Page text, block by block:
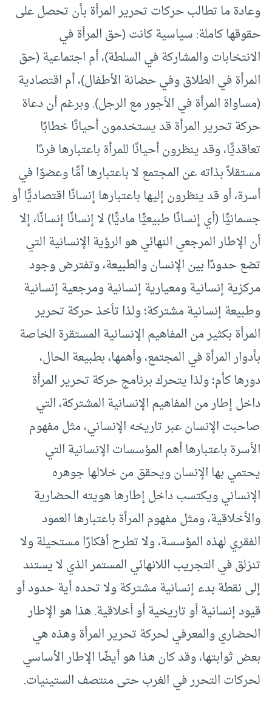
وعادة ما تطالب حركات تحرير المرأة بأن تحصل على
حقوقها كاملة: سياسية كانت (حق المرأة في
الانتخابات والمشاركة في السلطة)، أم اجتماعية (حق
المرأة في الطلاق وفي حضانة الأطفال)، أم اقتصادية
(مساواة المرأة في الأجور مع الرجل). وبرغم أن دعاة
حركة تحرير المرأة قد يستخدمون أحيانًا خطابًا
تعاقديًّا، وقد ينظرون أحيانًا للمرأة باعتبارها فردًا
مستقلاً بذاته عن المجتمع لا باعتبارها أمًّا وعضوًا في
أسرة، أو قد ينظرون إليها باعتبارها إنسانًا اقتصاديًّا أو
جسمانيًّا (أي إنسانًا طبيعيًّا ماديًّا) لا إنسانًا إنسانًا، إلا
أن الإطار المرجعي النهائي هو الرؤية الإنسانية التي
تضع حدودًا بين الإنسان والطبيعة، وتفترض وجود
مركزية إنسانية ومعيارية إنسانية ومرجعية إنسانية
وطبيعة إنسانية مشتركة؛ ولذا تأخذ حركة تحرير
المرأة بكثير من المفاهيم الإنسانية المستقرة الخاصة
بأدوار المرأة في المجتمع، وأهمها، بطبيعة الحال،
دورها كأم؛ ولذا يتحرك برنامج حركة تحرير المرأة
داخل إطار من المفاهيم الإنسانية المشتركة، التي
صاحبت الإنسان عبر تاريخه الإنساني، مثل مفهوم
الأسرة باعتبارها أهم المؤسسات الإنسانية التي
يحتمي بها الإنسان ويحقق من خلالها جوهره
الإنساني ويكتسب داخل إطارها هويته الحضارية
والأخلاقية، ومثل مفهوم المرأة باعتبارها العمود
الفقري لهذه المؤسسة، ولا تطرح أفكارًا مستحيلة ولا
تنزلق في التجريب اللانهائي المستمر الذي لا يستند
إلى نقطة بدء إنسانية مشتركة ولا تحده أية حدود أو
قيود إنسانية أو تاريخية أو أخلاقية. هذا هو الإطار
الحضاري والمعرفي لحركة تحرير المرأة وهذه هي
بعض ثوابتها، وقد كان هذا هو أيضًا الإطار الأساسي
لحركات التحرر في الغرب حتى منتصف الستينيات.